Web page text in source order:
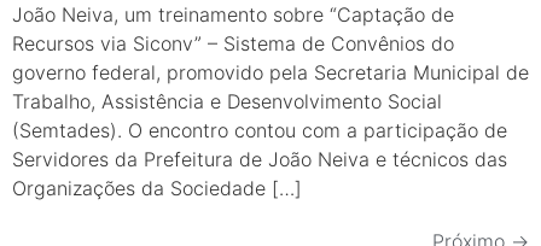
João Neiva, um treinamento sobre “Captação de
Recursos via Siconv” – Sistema de Convênios do
governo federal, promovido pela Secretaria Municipal de
Trabalho, Assistência e Desenvolvimento Social
(Semtades). O encontro contou com a participação de
Servidores da Prefeitura de João Neiva e técnicos das
Organizações da Sociedade […]
Próximo →